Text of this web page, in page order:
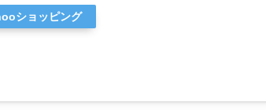
ショッピング